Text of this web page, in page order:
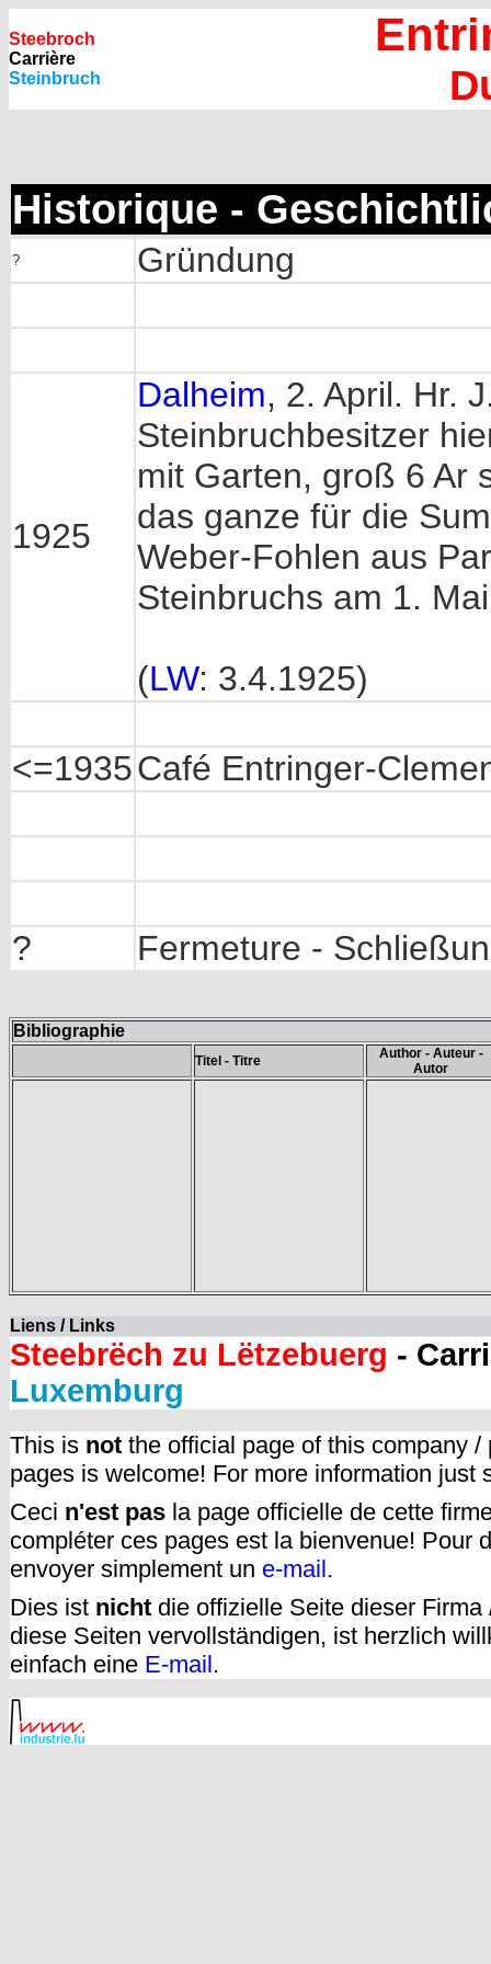
Steebroch
Carrière
Steinbruch
Historique -
? Gründung
1925
Dalheim, 2. April. Hr.
Steinbruchbesitzer
mit Garten, groß 6 Ar
das ganze für die
Weber-Fohlen aus
Steinbruchs am 1.
(LW: 3.4.1925)
<=1935Café Entringer-
? Fermeture -
Bibliographie
Titel - Titre
Author - Auteur -
Autor
Liens / Links
Steebrëch zu Lëtzebuerg -
Luxemburg
This is not the official page of this company
pages is welcome! For more information just
Ceci n'est pas la page officielle de cette
compléter ces pages est la bienvenue! Pour
envoyer simplement un e-mail.
Dies ist nicht die offizielle Seite dieser
diese Seiten vervollständigen, ist herzlich
einfach eine E-mail .